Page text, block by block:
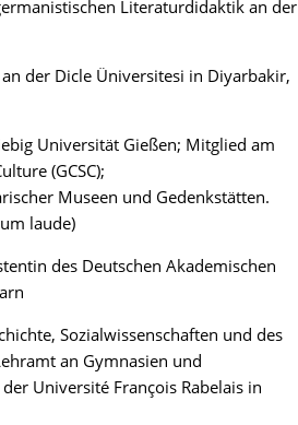
Literaturdidaktik an der
der Dicle Üniversitesi in Diyarbakir,
Universität Gießen; Mitglied am
(GCSC);
Museen und Gedenkstätten.
laude)
des Deutschen Akademischen
Sozialwissenschaften und des
an Gymnasien und
Université François Rabelais in